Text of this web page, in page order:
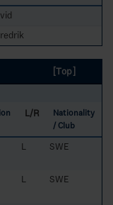
[Top]
L/R
Nationality
/ Club
L SWE
L SWE